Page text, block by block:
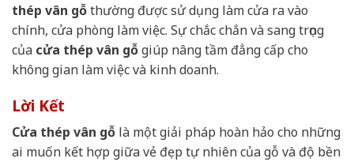
thép vân gỗthường được sử dụng làm cửa ra vào
chính, cửa phòng làm việc. Sự chắc chắn và sang trọng
của cửa thép vân gỗgiúp nâng tầm đẳng cấp cho
không gian làm việc và kinh doanh.
Lời Kết
Cửa thép vân gỗ là một giải pháp hoàn hảo cho những
ai muốn kết hợp giữa vẻ đẹp tự nhiên của gỗ và độ bền